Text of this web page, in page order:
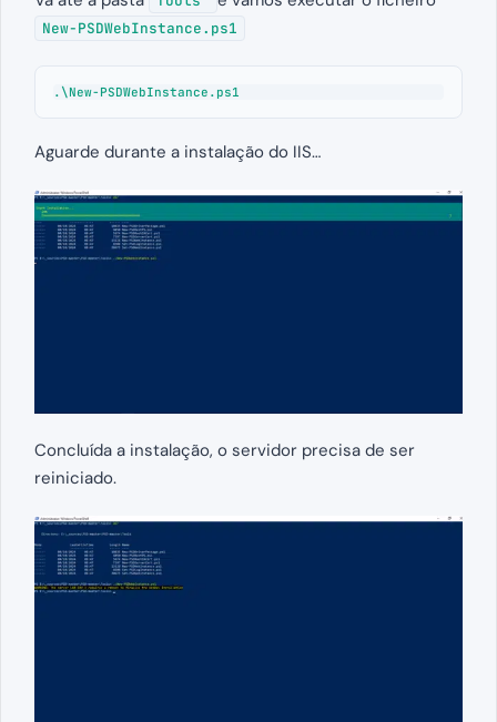
New-PSDWebInstance.ps1
.\New-PSDWebInstance.ps1
Aguarde durante a instalação do IIS…
Concluída a instalação, o servidor precisa de ser
reiniciado.